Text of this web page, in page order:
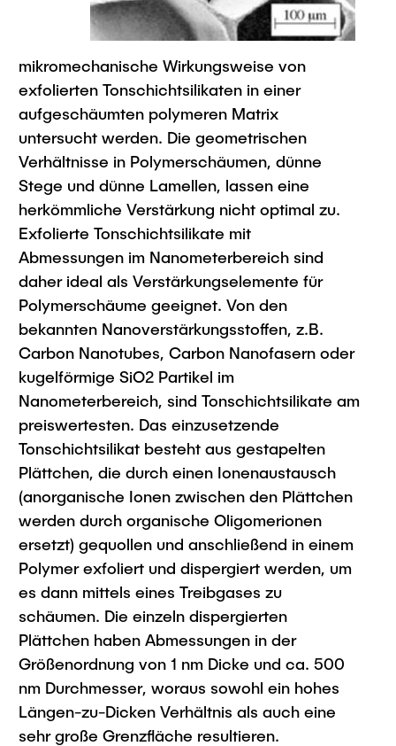
Lehre und Lernen
Best Practices Lehre
Hochschuldidaktik - ZLL
LearnING Center
Lehre im europäischen Verbund (ECIU)
WorkINGLab / Makerspace
Interdisziplinärer Workshop des FSP
„Biobasierte Prozesse und
Reaktortechnologien“
Forschung und Institute
Studienbereich FIT
Institute im Überblick
mikromechanische Wirkungsweise von
exfolierten Tonschichtsilikaten in einer
aufgeschäumten polymeren Matrix
untersucht werden. Die geometrischen
Verhältnisse in Polymerschäumen, dünne
Stege und dünne Lamellen, lassen eine
herkömmliche Verstärkung nicht optimal zu.
Exfolierte Tonschichtsilikate mit
Abmessungen im Nanometerbereich sind
daher ideal als Verstärkungselemente für
Polymerschäume geeignet. Von den
bekannten Nanoverstärkungsstoffen, z.B.
Carbon Nanotubes, Carbon Nanofasern oder
kugelförmige SiO2 Partikel im
Nanometerbereich, sind Tonschichtsilikate am
preiswertesten. Das einzusetzende
Tonschichtsilikat besteht aus gestapelten
Plättchen, die durch einen Ionenaustausch
(anorganische Ionen zwischen den Plättchen
werden durch organische Oligomerionen
ersetzt) gequollen und anschließend in einem
Polymer exfoliert und dispergiert werden, um
es dann mittels eines Treibgases zu
schäumen. Die einzeln dispergierten
Plättchen haben Abmessungen in der
Größenordnung von 1 nm Dicke und ca. 500
nm Durchmesser, woraus sowohl ein hohes
Längen-zu-Dicken Verhältnis als auch eine
sehr große Grenzfläche resultieren.